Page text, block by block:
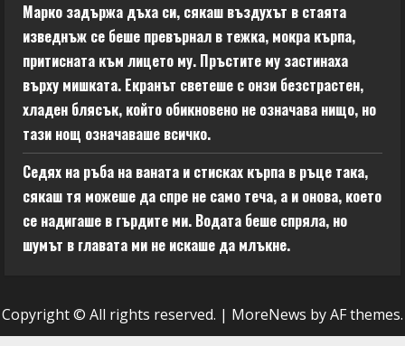
Марко задържа дъха си, сякаш въздухът в стаята
изведнъж се беше превърнал в тежка, мокра кърпа,
притисната към лицето му. Пръстите му застинаха
върху мишката. Екранът светеше с онзи безстрастен,
хладен блясък, който обикновено не означава нищо, но
тази нощ означаваше всичко.
Седях на ръба на ваната и стисках кърпа в ръце така,
сякаш тя можеше да спре не само теча, а и онова, което
се надигаше в гърдите ми. Водата беше спряла, но
шумът в главата ми не искаше да млъкне.
Copyright © All rights reserved. | MoreNews by AF themes.